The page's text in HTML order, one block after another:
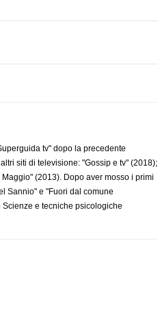
tv" dopo la precedente
siti di televisione: "Gossip e tv" (2018);
(2013). Dopo aver mosso i primi
Sannio" e "Fuori dal comune
e tecniche psicologiche